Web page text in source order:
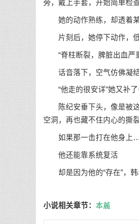
旁，戴上手套，开始简单检
她的动作熟练，却透着某
片刻后，她停下动作，低
“脊柱断裂，脾脏出血严
话音落下，空气仿佛凝
“他走的很安详”她又补了
陈纪安垂下头，像是被这
空洞，再也藏不住内心的撕
如果那一击打在他身上
他还能靠系统复活
却是因为他的“存在”，韩
小说相关章节： 本麄